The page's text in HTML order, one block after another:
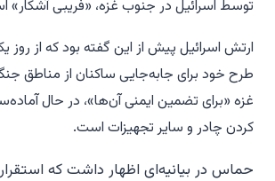
توسط اسرائیل در جنوب غزه، «فریبی آشکار»
ارتش اسرائیل پیش از این گفته بود که از روز
طرح خود برای جابه‌جایی ساکنان از مناطق
غزه «برای تضمین ایمنی آن‌ها»، در حال
کردن چادر و سایر تجهیزات است.
حماس در بیانیه‌ای اظهار داشت که